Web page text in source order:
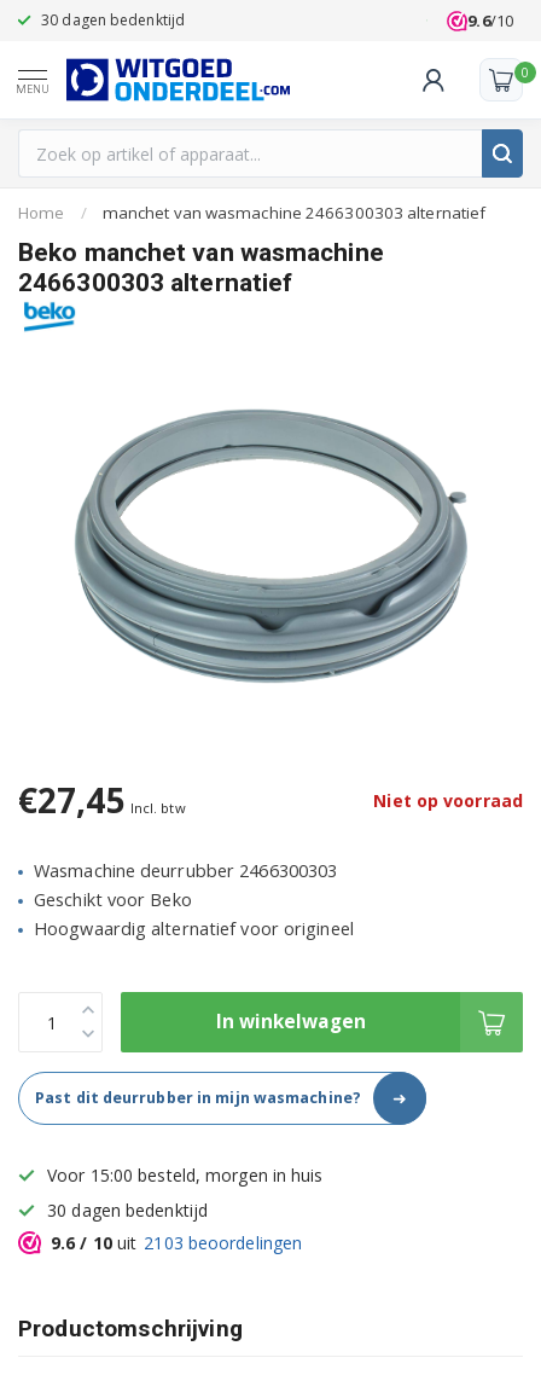
30 dagen bedenktijd Klanten
9.6/10
MENU
0
Home / manchet van wasmachine 2466300303 alternatief
Beko manchet van wasmachine
2466300303 alternatief
€27,45 Incl. btw Niet op voorraad
Wasmachine deurrubber 2466300303
Geschikt voor Beko
Hoogwaardig alternatief voor origineel
In winkelwagen
Past dit deurrubber in mijn wasmachine? ➜
Voor 15:00 besteld, morgen in huis
30 dagen bedenktijd
9.6 / 10uit 2103 beoordelingen
Productomschrijving